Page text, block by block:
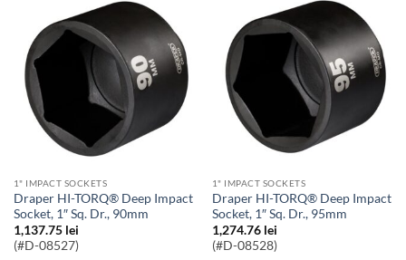
1" IMPACT SOCKETS
Draper HI-TORQ® Deep Impact
Socket, 1″ Sq. Dr., 90mm
1,137.75 lei
(#D-08527)
1" IMPACT SOCKETS
Draper HI-TORQ® Deep Impact
Socket, 1″ Sq. Dr., 95mm
1,274.76 lei
(#D-08528)